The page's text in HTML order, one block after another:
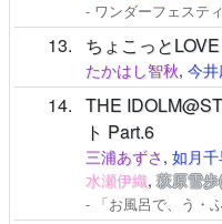
- ワンダーフェステ
13 ちょこっとLOVE
たかはし智秋, 今
14
THE
ト Part.6
三浦あずさ, 如月
水瀬伊織,萩原雪
- 「お風呂で、う・